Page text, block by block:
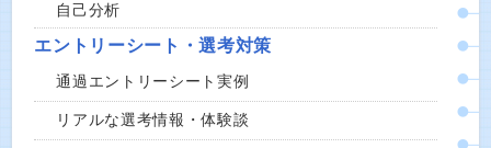
自己分析
エントリーシート・選考対策
通過エントリーシート実例
リアルな選考情報・体験談